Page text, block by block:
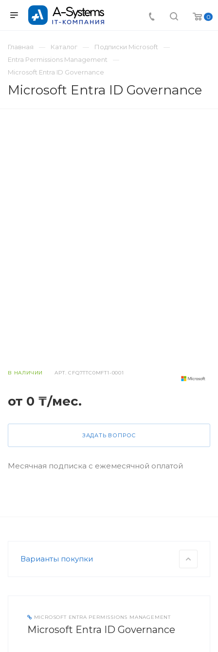
0
Главная Каталог
Подписки Microsoft
Entra Permissions Management
Microsoft Entra ID Governance
Microsoft Entra ID Governance
В НАЛИЧИИ АРТ.CFQ7TTC0MFT1-0001
от 0 ₸/мес.
ЗАДАТЬ ВОПРОС
Месячная подписка с ежемесячной оплатой
Варианты покупки
MICROSOFT ENTRA PERMISSIONS MANAGEMENT
Microsoft Entra ID Governance